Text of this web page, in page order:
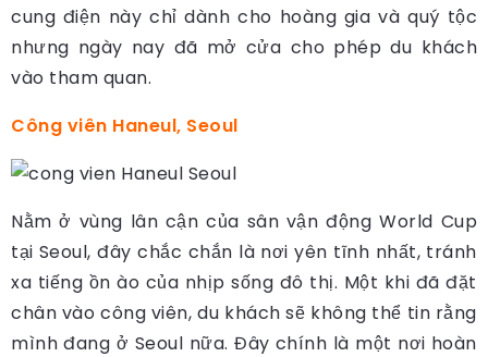
cung điện này chỉ dành cho hoàng gia và quý tộc
nhưng ngày nay đã mở cửa cho phép du khách
vào tham quan.
Công viên Haneul, Seoul
Nằm ở vùng lân cận của sân vận động World Cup
tại Seoul, đây chắc chắn là nơi yên tĩnh nhất, tránh
xa tiếng ồn ào của nhịp sống đô thị. Một khi đã đặt
chân vào công viên, du khách sẽ không thể tin rằng
mình đang ở Seoul nữa. Đây chính là một nơi hoàn